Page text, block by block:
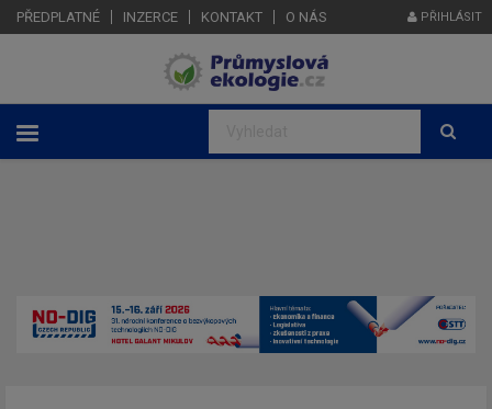
PŘEDPLATNÉ INZERCE KONTAKT O NÁS PŘIHLÁSIT